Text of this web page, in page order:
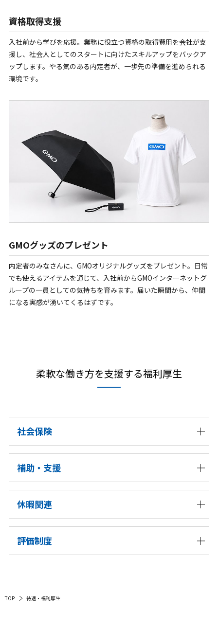
資格取得支援
入社前から学びを応援。業務に役立つ資格の取得費用を会社が支
援し、社会人としてのスタートに向けたスキルアップをバックア
ップします。やる気のある内定者が、一歩先の準備を進められる
環境です。
GMOグッズのプレゼント
内定者のみなさんに、GMOオリジナルグッズをプレゼント。日常
でも使えるアイテムを通じて、入社前からGMOインターネットグ
ループの一員としての気持ちを育みます。届いた瞬間から、仲間
になる実感が湧いてくるはずです。
柔軟な働き方を支援する福利厚生
社会保険
補助・支援
休暇関連
評価制度
TOP 待遇・福利厚生